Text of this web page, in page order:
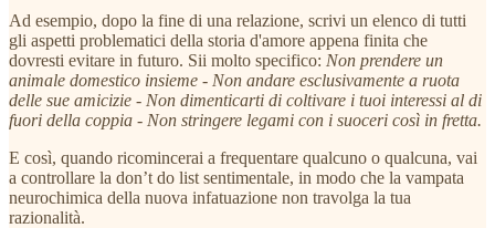
Ad esempio, dopo la fine di una relazione, scrivi un elenco di tutti
gli aspetti problematici della storia d'amore appena finita che
dovresti evitare in futuro. Sii molto specifico: Non prendere un
animale domestico insieme - Non andare esclusivamente a ruota
delle sue amicizie - Non dimenticarti di coltivare i tuoi interessi al di
fuori della coppia - Non stringere legami con i suoceri così in fretta.
E così, quando ricomincerai a frequentare qualcuno o qualcuna, vai
a controllare la don’t do list sentimentale, in modo che la vampata
neurochimica della nuova infatuazione non travolga la tua
razionalità.